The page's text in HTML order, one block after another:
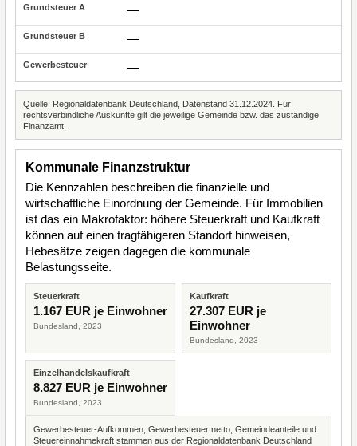
—
—
—
Quelle: Regionaldatenbank Deutschland, Datenstand 31.12.2024. Für
rechtsverbindliche Auskünfte gilt die jeweilige Gemeinde bzw. das zuständige
Finanzamt.
Kommunale Finanzstruktur
Die Kennzahlen beschreiben die finanzielle und
wirtschaftliche Einordnung der Gemeinde. Für Immobilien
ist das ein Makrofaktor: höhere Steuerkraft und Kaufkraft
können auf einen tragfähigeren Standort hinweisen,
Hebesätze zeigen dagegen die kommunale
Belastungsseite.
Steuerkraft
1.167 EUR je Einwohner
Bundesland, 2023
Kaufkraft
27.307 EUR je
Einwohner
Bundesland, 2023
Einzelhandelskaufkraft
8.827 EUR je Einwohner
Bundesland, 2023
Gewerbesteuer-Aufkommen, Gewerbesteuer netto, Gemeindeanteile und
Steuereinnahmekraft stammen aus der Regionaldatenbank Deutschland